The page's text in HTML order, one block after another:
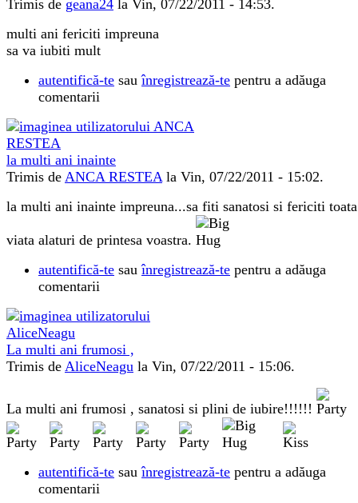
Trimis de geana24 la Vin, 07/22/2011 - 14:53.
multi ani fericiti impreuna
sa va iubiti mult
autentifică-te sauînregistrează-te pentru a adăuga
comentarii
la multi ani inainte
Trimis de ANCA RESTEAla Vin, 07/22/2011 - 15:02.
la multi ani inainte impreuna...sa fiti sanatosi si fericiti toata
viata alaturi de printesa voastra.
autentifică-te sauînregistrează-te pentru a adăuga
comentarii
La multi ani frumosi ,
Trimis de AliceNeagu la Vin, 07/22/2011 - 15:06.
La multi ani frumosi , sanatosi si plini de iubire!!!!!!
autentifică-te sauînregistrează-te pentru a adăuga
comentarii